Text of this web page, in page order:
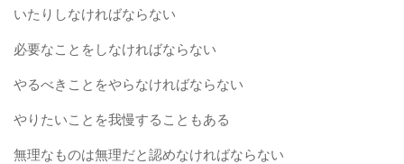
いたりしなければならない
必要なことをしなければならない
やるべきことをやらなければならない
やりたいことを我慢することもある
無理なものは無理だと認めなければならない